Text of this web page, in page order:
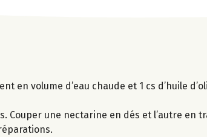
en volume d’eau chaude et 1 cs d’huile
Couper une nectarine en dés et l’autre en